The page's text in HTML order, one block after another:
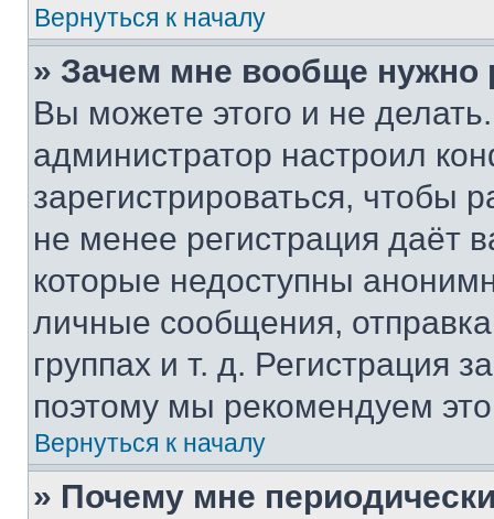
Вернуться к началу
» Зачем мне вообще нужно
Вы можете этого и не
администратор настроил
зарегистрироваться, чтобы
не менее регистрация даёт
которые недоступны
личные сообщения,
группах и т. д. Регистрация
поэтому мы рекомендуем
Вернуться к началу
» Почему мне